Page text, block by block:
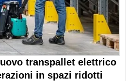
transpallet elettrico
in spazi ridotti